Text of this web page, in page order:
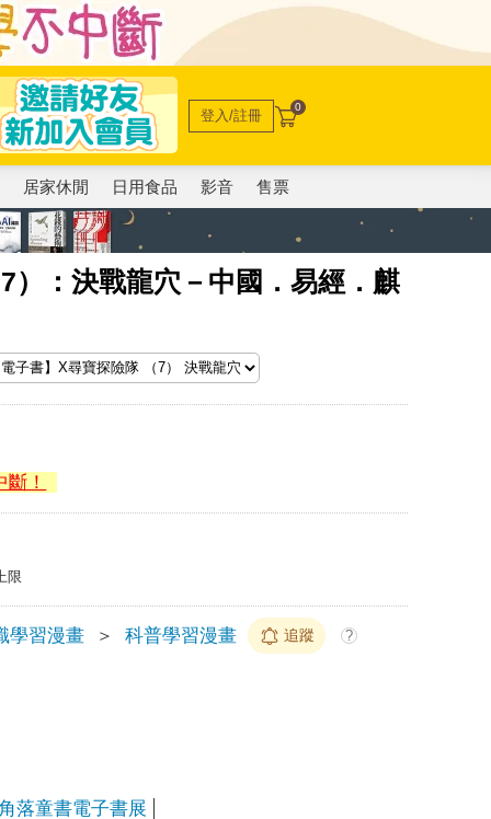
登入/註冊 0
居家休閒 日用食品 影音 售票
）：決戰龍穴－中國．易經．麒
！
限
學習漫畫 ＞ 科普學習漫畫 追蹤 ?
落童書電子書展